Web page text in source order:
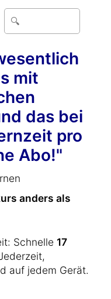
mit
das bei
pro
Abo!"
anders als
Schnelle 17
auf jedem Gerät.